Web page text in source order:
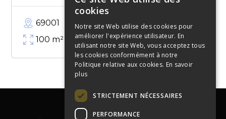
69001
100 m²
cookies
Notre site Web utilise des cookies pour
améliorer l'expérience utilisateur. En
utilisant notre site Web, vous acceptez tous
les cookies conformément à notre
Politique relative aux cookies. En savoir
plus
STRICTEMENT NÉCESSAIRES
PERFORMANCE